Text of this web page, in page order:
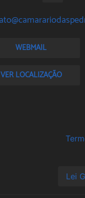
WEBMAIL
VER LOCALIZAÇÃO
Lei